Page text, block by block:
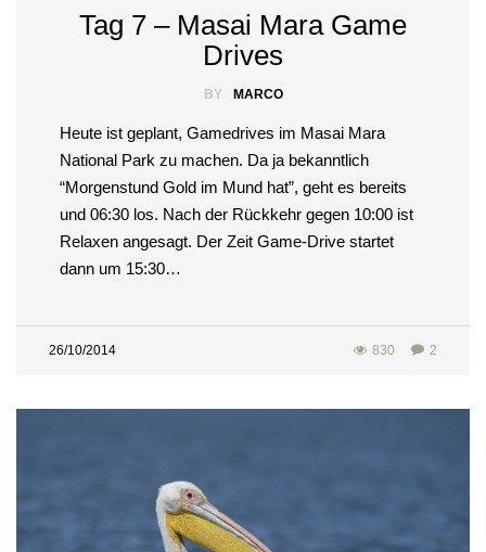
Tag 7 – Masai Mara Game
Drives
BY MARCO
Heute ist geplant, Gamedrives im Masai Mara
National Park zu machen. Da ja bekanntlich
“Morgenstund Gold im Mund hat”, geht es bereits
und 06:30 los. Nach der Rückkehr gegen 10:00 ist
Relaxen angesagt. Der Zeit Game-Drive startet
dann um 15:30…
26/10/2014 2
830